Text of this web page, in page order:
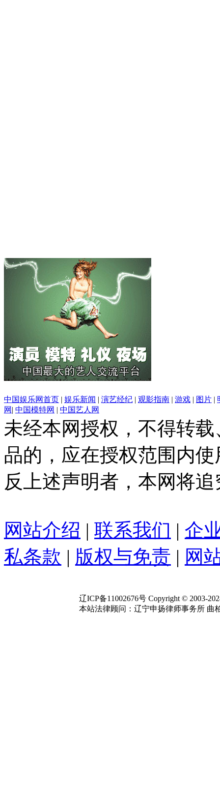
中国娱乐网首页 | 娱乐新闻 | 演艺经纪 | 观影指南 | 游戏 | 图片 |
网 | 中国模特网 | 中国艺人网
未经本网授权，不得转
品的，应在授权范围内
反上述声明者，本网将
网站介绍 | 联系我们 | 企
私条款 | 版权与免责 | 网
辽ICP备11002676号 Copyright © 2003-
本站法律顾问：辽宁申扬律师事务所 曲